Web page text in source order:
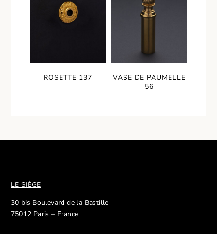
ROSETTE 137
VASE DE PAUMELLE
56
LE SIÈGE
30 bis Boulevard de la Bastille
75012 Paris – France